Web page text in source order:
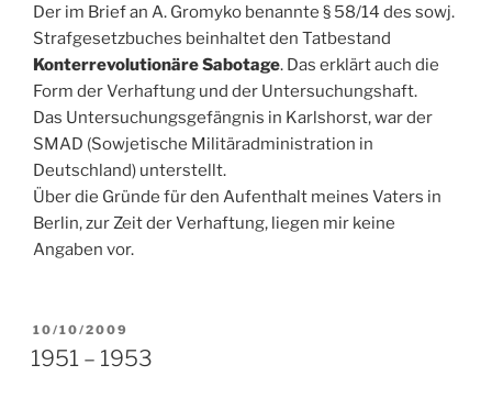
Der im Brief an A. Gromyko benannte § 58/14 des sowj.
Strafgesetzbuches beinhaltet den Tatbestand
Konterrevolutionäre Sabotage. Das erklärt auch die
Form der Verhaftung und der Untersuchungshaft.
Das Untersuchungsgefängnis in Karlshorst, war der
SMAD (Sowjetische Militäradministration in
Deutschland) unterstellt.
Über die Gründe für den Aufenthalt meines Vaters in
Berlin, zur Zeit der Verhaftung, liegen mir keine
Angaben vor.
VERÖFFENTLICHT
AM
10/10/2009
1951 – 1953